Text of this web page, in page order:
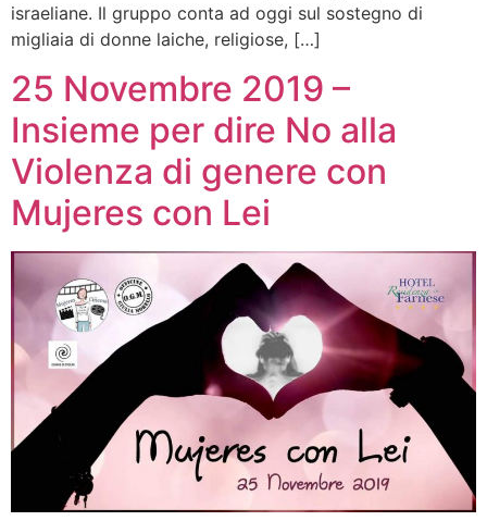
israeliane. Il gruppo conta ad oggi sul sostegno di
migliaia di donne laiche, religiose, […]
25 Novembre 2019 –
Insieme per dire No alla
Violenza di genere con
Mujeres con Lei